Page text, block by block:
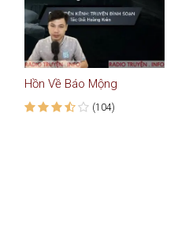
Hồn Về Báo Mộng
(104)